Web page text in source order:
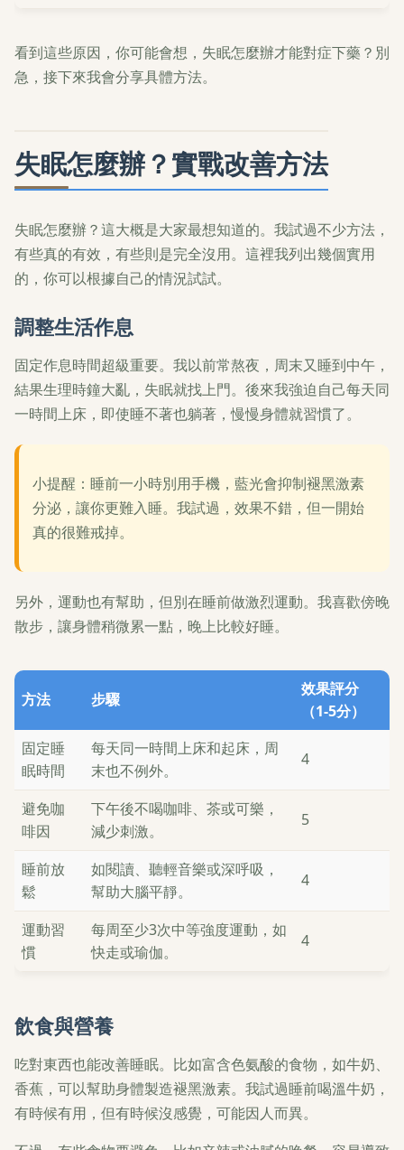
看到這些原因，你可能會想，失眠怎麼辦才能對症下藥？別
急，接下來我會分享具體方法。
失眠怎麼辦？實戰改善方法
失眠怎麼辦？這大概是大家最想知道的。我試過不少方法，
有些真的有效，有些則是完全沒用。這裡我列出幾個實用
的，你可以根據自己的情況試試。
調整生活作息
固定作息時間超級重要。我以前常熬夜，周末又睡到中午，
結果生理時鐘大亂，失眠就找上門。後來我強迫自己每天同
一時間上床，即使睡不著也躺著，慢慢身體就習慣了。
小提醒：睡前一小時別用手機，藍光會抑制褪黑激素
分泌，讓你更難入睡。我試過，效果不錯，但一開始
真的很難戒掉。
另外，運動也有幫助，但別在睡前做激烈運動。我喜歡傍晚
散步，讓身體稍微累一點，晚上比較好睡。
方法 步驟
效果評分
（1-5分）
固定睡
眠時間
每天同一時間上床和起床，周
末也不例外。
4
避免咖
啡因
下午後不喝咖啡、茶或可樂，
減少刺激。
5
睡前放
鬆
如閱讀、聽輕音樂或深呼吸，
幫助大腦平靜。
4
運動習
慣
每周至少3次中等強度運動，如
快走或瑜伽。
4
飲食與營養
吃對東西也能改善睡眠。比如富含色氨酸的食物，如牛奶、
香蕉，可以幫助身體製造褪黑激素。我試過睡前喝溫牛奶，
有時候有用，但有時候沒感覺，可能因人而異。